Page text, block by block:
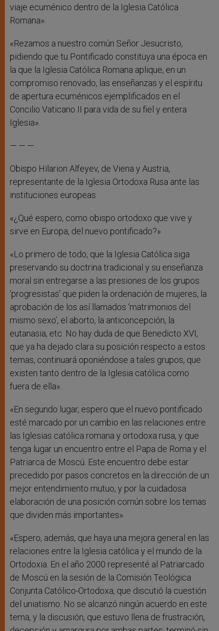
viaje ecuménico dentro de la Iglesia Católica
Romana».
«Rezamos a nuestro común Señor Jesucristo,
pidiendo que tu Pontificado constituya una época en
la que la Iglesia Católica Romana aplique, en un
compromiso renovado, las enseñanzas y el espíritu
de apertura ecuménicos ejemplificados en el
Concilio Vaticano II para vida de su fiel y entera
Iglesia».
— — —
Obispo Hilarion Alfeyev, de Viena y Austria,
representante de la Iglesia Ortodoxa Rusa ante las
instituciones europeas
«¿Qué espero, como obispo ortodoxo que vive y
sirve en Europa, del nuevo pontificado?»
«Lo primero de todo, que la Iglesia Católica siga
preservando su doctrina tradicional y su enseñanza
moral sin entregarse a las presiones de los grupos
‘progresistas’ que piden la ordenación de mujeres, la
aprobación de los así llamados ‘matrimonios del
mismo sexo’, el aborto, la anticoncepción, la
eutanasia, etc. No hay duda de que Benedicto XVI,
que ya ha dejado clara su posición respecto a estos
temas, continuará oponiéndose a tales grupos, que
existen tanto dentro de la Iglesia católica como
fuera de ella».
«En segundo lugar, espero que el nuevo pontificado
esté marcado por un cambio en las relaciones entre
las Iglesias católica romana y ortodoxa rusa, y que
tenga lugar un encuentro entre el Papa de Roma y el
Patriarca de Moscú. Este encuentro debe estar
precedido por pasos concretos en la dirección de un
mejor entendimiento mutuo, y por la cuidadosa
elaboración de una posición común sobre los temas
que dividen más importantes».
«Espero, además, que haya una mejora general en las
relaciones entre la Iglesia católica y el mundo de la
Ortodoxia. En el año 2000 representé al Patriarcado
de Moscú en la sesión de la Comisión Teológica
Conjunta Católico-Ortodoxa, que discutió la cuestión
del uniatismo. No se alcanzó ningún acuerdo en este
tema, y la discusión, que estuvo llena de frustración,